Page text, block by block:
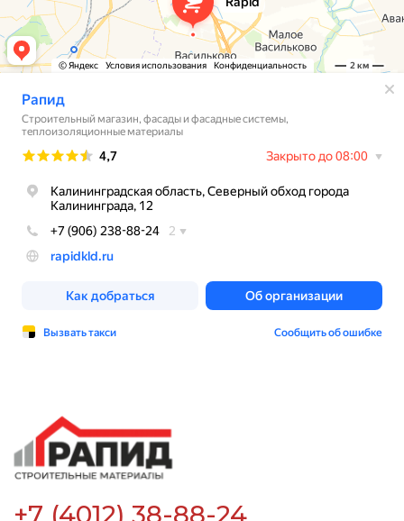
Политика конфиденциальности
Согласие на обработку персональных
данных
© ООО «ТК РАПИД», 2026